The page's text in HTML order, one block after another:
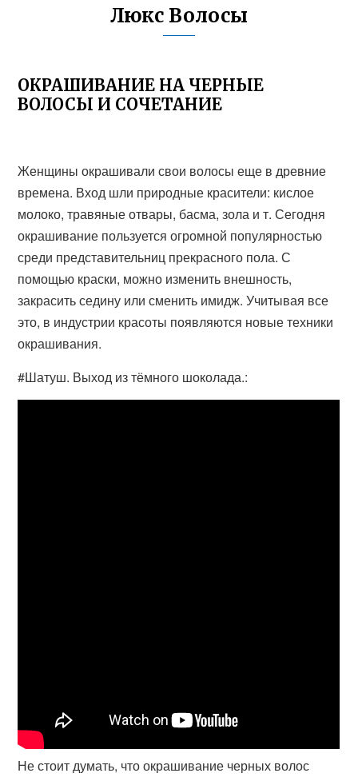
Люкс Волосы
ОКРАШИВАНИЕ НА ЧЕРНЫЕ
ВОЛОСЫ И СОЧЕТАНИЕ
Женщины окрашивали свои волосы еще в древние
времена. Вход шли природные красители: кислое
молоко, травяные отвары, басма, зола и т. Сегодня
окрашивание пользуется огромной популярностью
среди представительниц прекрасного пола. С
помощью краски, можно изменить внешность,
закрасить седину или сменить имидж. Учитывая все
это, в индустрии красоты появляются новые техники
окрашивания.
#Шатуш. Выход из тёмного шоколада.:
Не стоит думать, что окрашивание черных волос